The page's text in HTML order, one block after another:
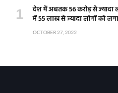
देश में अबतक 56 करोड़ से ज्यादा
में 55 लाख से ज्यादा लोगों को
OCTOBER 27, 2022